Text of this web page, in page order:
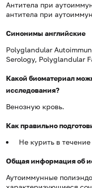
Антитела при
антитела при
Синонимы английские
Polyglandular
Serology, Polyglandular
Какой биоматериал
исследования?
Венозную кровь.
Как правильно
Не курить в
Общая информация об
Аутоиммунные